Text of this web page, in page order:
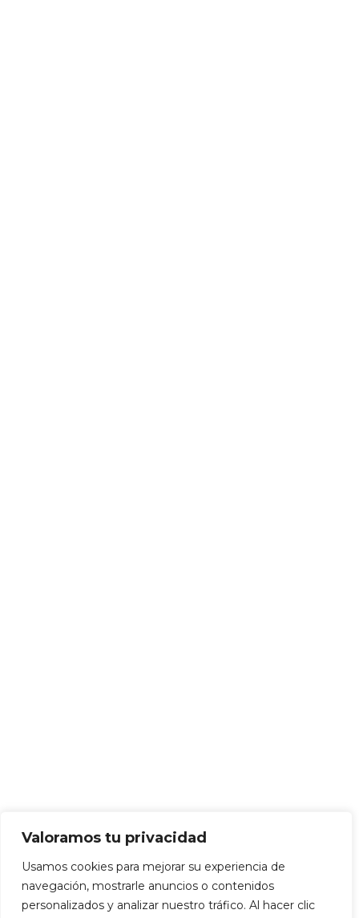
Valoramos tu privacidad
Usamos cookies para mejorar su experiencia de
navegación, mostrarle anuncios o contenidos
personalizados y analizar nuestro tráfico. Al hacer clic